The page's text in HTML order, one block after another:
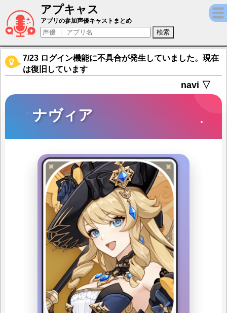
アプキャス
ナヴィア（声優：豊崎愛生)【原神】キャラ
アプリの参加声優キャストまとめ
7/23 ログイン機能に不具合が発生していました。現在
は復旧しています
navi ▽
ナヴィア